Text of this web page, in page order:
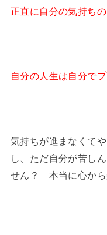
正直に自分の気持ち
自分の人生は自分で
気持ちが進まなくて
し、ただ自分が苦し
せん？ 本当に心から